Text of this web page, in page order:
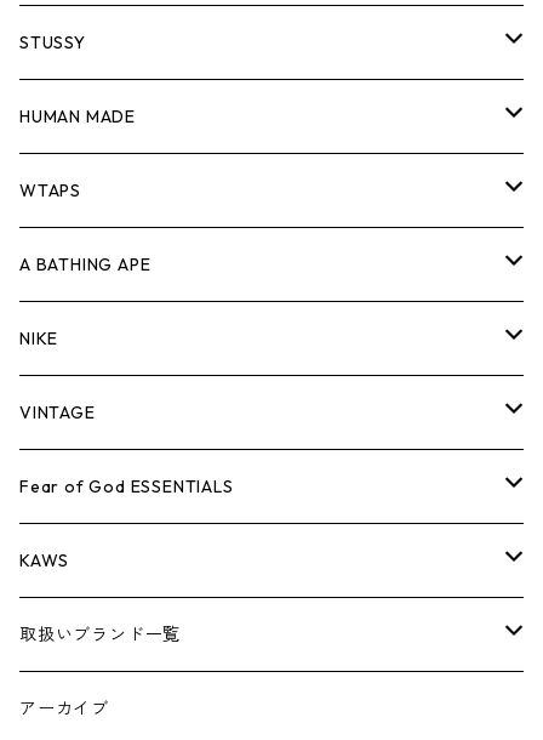
シャツ
ジャケット
パンツ
キャップ・ハット
バッグ
シューズ
小物
コラボレーション
×THE NORTH FACE
×COMME des GARCONS
シーズンアイテム
26SS
BOX LOGOアイテム
スウェット/ニット
シャツ
ジャケット
パンツ
キャップ・ハット
バッグ
シューズ
小物
ロンTEE
スウェット/ニット
シャツ
ジャケット
パンツ
キャップ・ハット
バッグ
シューズ
小物
Tシャツ
ロンTEE
スウェット/ニット
シャツ
ジャケット
パンツ
キャップ・ハット
バッグ
シューズ
小物
STUSSY
Tシャツ
ロンTEE
スウェット/ニット
シャツ
ジャケット
パンツ
キャップ・ハット
バッグ
シューズ
HUMAN MADE
Tシャツ
ロンT
スウェット/ニット
シャツ
ジャケット
パンツ
キャップ
バッグ
WTAPS
Tシャツ
ロンTEE
スウェット/ニット
シャツ
ジャケット
パンツ
キャップ・ハット
A BATHING APE
Tシャツ
ロンTEE
スウェット/ニット
シャツ
ジャケット
パンツ
NIKE
シューズ
AIR JORDAN 1
AIR JORDAN 3
アパレル・小物
VINTAGE
Tシャツ
ロンTEE
スウェット/ニット
ジャケット
Fear of God ESSENTIALS
Tシャツ
ロンTEE
スウェット/ニット
KAWS
アパレル
小物
取扱いブランド一覧
A
アーカイブ